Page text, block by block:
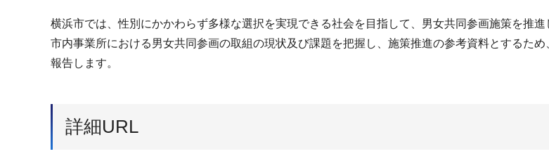
横浜市では、性別にかかわらず多様な選択を実現できる社会を目指して、男女共同参画施策を推進
市内事業所における男女共同参画の取組の現状及び課題を把握し、施策推進の参考資料とするた
報告します。
詳細URL